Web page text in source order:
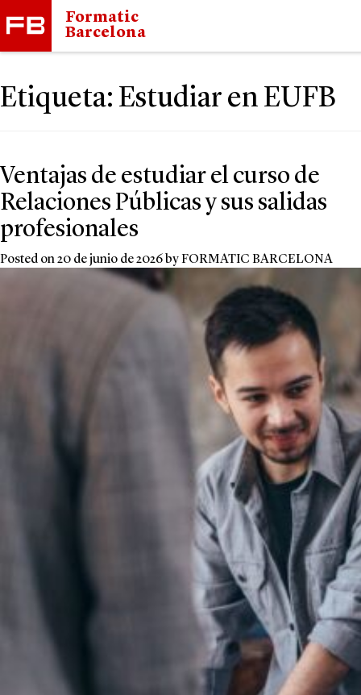
Formatic
Barcelona
Etiqueta: Estudiar en EUFB
Ventajas de estudiar el curso de
Relaciones Públicas y sus salidas
profesionales
Posted on20 de junio de 2026 byFORMATIC BARCELONA
Navegación
de
entradas